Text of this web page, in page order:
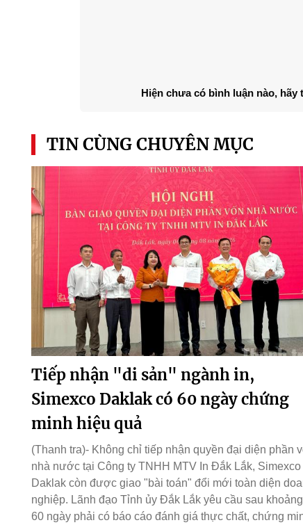
Hiện chưa có bình luận nào,
TIN CÙNG CHUYÊN MỤC
Tiếp nhận "di sản" ngành in,
Simexco Daklak có 60 ngày chứng
minh hiệu quả
(Thanh tra)- Không chỉ tiếp nhận quyền đại diện phần
nhà nước tại Công ty TNHH MTV In Đắk Lắk, Simexco
Daklak còn được giao "bài toán" đổi mới toàn diện
nghiệp. Lãnh đạo Tỉnh ủy Đắk Lắk yêu cầu sau khoảng
60 ngày phải có báo cáo đánh giá thực chất, chứng